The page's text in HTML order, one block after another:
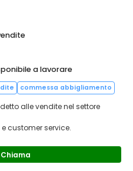
a lavorare
commessa abbigliamento
alle vendite nel settore
customer service.
Chiama